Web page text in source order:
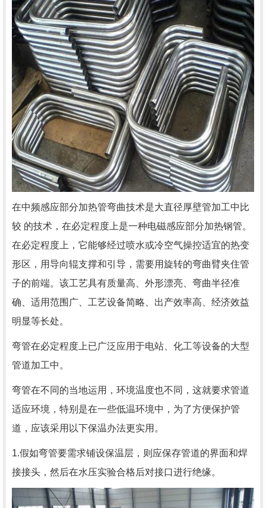
在中频感应部分加热管弯曲技术是大直径厚壁管加工中比
较 的技术，在必定程度上是一种电磁感应部分加热钢管。
在必定程度上，它能够经过喷水或冷空气操控适宜的热变
形区，用导向辊支撑和引导，需要用旋转的弯曲臂夹住管
子的前端。该工艺具有质量高、外形漂亮、弯曲半径准
确、适用范围广、工艺设备简略、出产效率高、经济效益
明显等长处。
弯管在必定程度上已广泛应用于电站、化工等设备的大型
管道加工中。
弯管在不同的当地运用，环境温度也不同，这就要求管道
适应环境，特别是在一些低温环境中，为了方便保护管
道，应该采用以下保温办法更实用。
1.假如弯管要需求铺设保温层，则应保存管道的界面和焊
接接头，然后在水压实验合格后对接口进行绝缘。